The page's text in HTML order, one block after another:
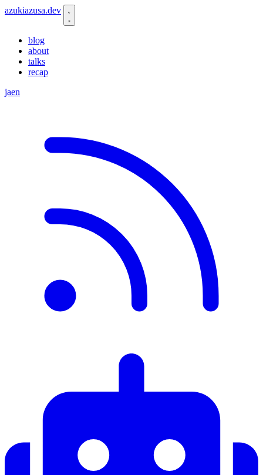
azukiazusa.dev
blog
about
talks
recap
jaen